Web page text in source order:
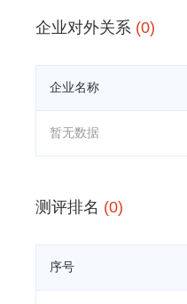
企业对外关系 (0)
企业名称
暂无数据
测评排名 (0)
序号